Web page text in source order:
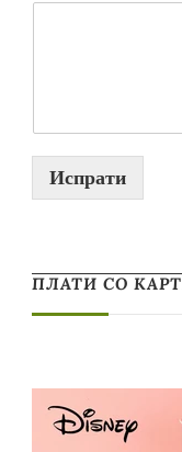
Испрати
ПЛАТИ СО